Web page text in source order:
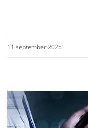
11 september 2025